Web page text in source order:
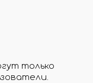
только